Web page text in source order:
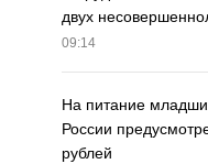
двух
09:14
На питание
России
рублей